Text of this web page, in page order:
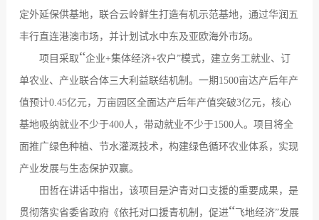
定外延保供基地，联合云岭鲜生打造有机示范基地，通过华润五
丰行直连港澳市场，并计划试水中东及亚欧海外市场。
项目采取“企业+集体经济+农户”模式，建立务工就业、订
单农业、产业联合体三大利益联结机制。一期 1500亩达产后年产
值预计0.45亿元，万亩园区全面达产后年产值突破3亿元，核心
基地吸纳就业不少于400人，带动就业不少于1500人。项目将全
面推广绿色种植、节水灌溉技术，构建绿色循环农业体系，实现
产业发展与生态保护双赢。
田哲在讲话中指出，该项目是沪青对口支援的重要成果，是
贯彻落实省委省政府《依托对口援青机制，促进“飞地经济”发展